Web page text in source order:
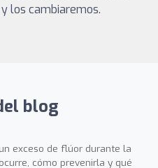
los cambiaremos.
blog
exceso de flúor durante la
cómo prevenirla y qué